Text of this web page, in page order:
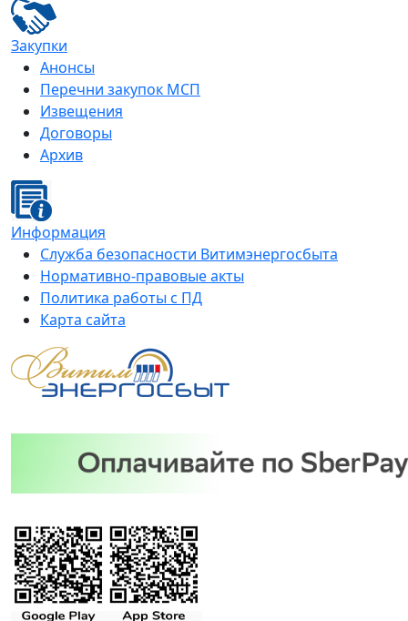
Закупки
Анонсы
Перечни закупок МСП
Извещения
Договоры
Архив
Информация
Служба безопасности Витимэнергосбыта
Нормативно-правовые акты
Политика работы с ПД
Карта сайта